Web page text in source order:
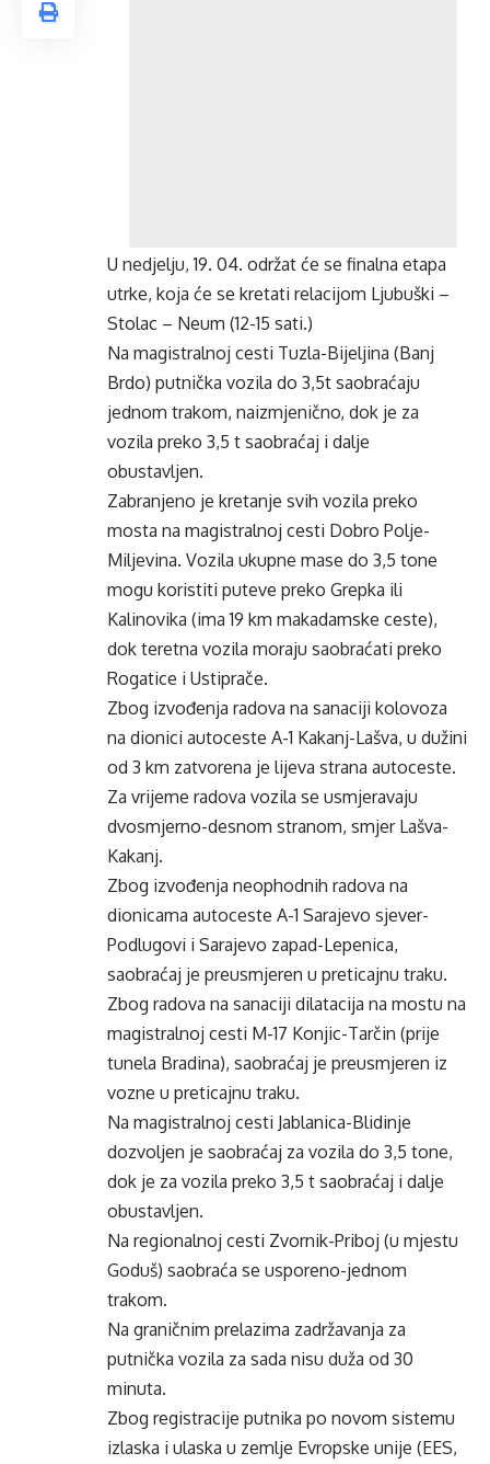
U nedjelju, 19. 04. održat će se finalna etapa
utrke, koja će se kretati relacijom Ljubuški –
Stolac – Neum (12-15 sati.)
Na magistralnoj cesti Tuzla-Bijeljina (Banj
Brdo) putnička vozila do 3,5t saobraćaju
jednom trakom, naizmjenično, dok je za
vozila preko 3,5 t saobraćaj i dalje
obustavljen.
Zabranjeno je kretanje svih vozila preko
mosta na magistralnoj cesti Dobro Polje-
Miljevina. Vozila ukupne mase do 3,5 tone
mogu koristiti puteve preko Grepka ili
Kalinovika (ima 19 km makadamske ceste),
dok teretna vozila moraju saobraćati preko
Rogatice i Ustiprače.
Zbog izvođenja radova na sanaciji kolovoza
na dionici autoceste A-1 Kakanj-Lašva, u dužini
od 3 km zatvorena je lijeva strana autoceste.
Za vrijeme radova vozila se usmjeravaju
dvosmjerno-desnom stranom, smjer Lašva-
Kakanj.
Zbog izvođenja neophodnih radova na
dionicama autoceste A-1 Sarajevo sjever-
Podlugovi i Sarajevo zapad-Lepenica,
saobraćaj je preusmjeren u preticajnu traku.
Zbog radova na sanaciji dilatacija na mostu na
magistralnoj cesti M-17 Konjic-Tarčin (prije
tunela Bradina), saobraćaj je preusmjeren iz
vozne u preticajnu traku.
Na magistralnoj cesti Jablanica-Blidinje
dozvoljen je saobraćaj za vozila do 3,5 tone,
dok je za vozila preko 3,5 t saobraćaj i dalje
obustavljen.
Na regionalnoj cesti Zvornik-Priboj (u mjestu
Goduš) saobraća se usporeno-jednom
trakom.
Na graničnim prelazima zadržavanja za
putnička vozila za sada nisu duža od 30
minuta.
Zbog registracije putnika po novom sistemu
izlaska i ulaska u zemlje Evropske unije (EES,